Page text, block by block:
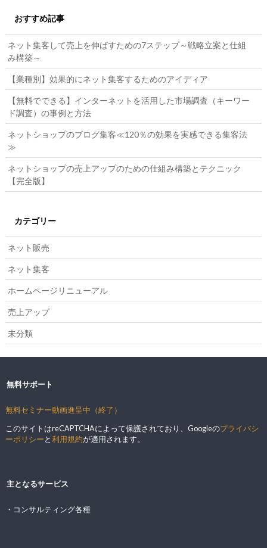
おすすめ記事
ネット集客して売上を伸ばすための7ステップ～戦略立案と仕組
み構築～
【業種別】効果的にネット集客するためのアイディア
【無料でできる】インターネットを活用した市場調査（キーワー
ド調査）の事例と方法
ネットショップのブログ集客≪120％の効果を実感できる集客法
≫
ネットショップの売上アップのための仕組み構築とテクニック
【完全版】
カテゴリー
ネット販売
ネット集客
ホームページリニューアル
売上アップ
未分類
無料サポート
無料セミナー動画進呈中（終了）
このサイトはreCAPTCHAによって保護されており、Googleのプライバシ
ーポリシー と 利用規約が適用されます。
主となるサービス
・コンサルティング各種